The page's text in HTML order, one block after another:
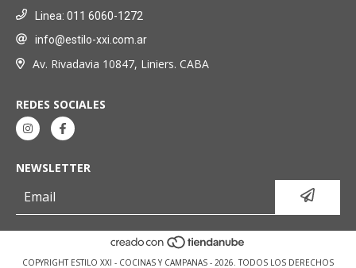
Linea: 011 6060-1272
info@estilo-xxi.com.ar
Av. Rivadavia 10847, Liniers. CABA
REDES SOCIALES
NEWSLETTER
COPYRIGHT ESTILO XXI - COCINAS Y CAMPANAS - 2026. TODOS LOS DERECHOS